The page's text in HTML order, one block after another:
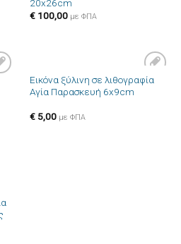
20x26cm
€100,00 με ΦΠΑ
Πρόσθήκη
στην λίστα
Εικόνα ξύλινη σε λιθογραφία
Αγία Παρασκευή 6x9cm
€5,00 με ΦΠΑ